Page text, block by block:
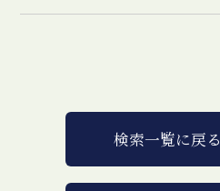
検索一覧に戻る